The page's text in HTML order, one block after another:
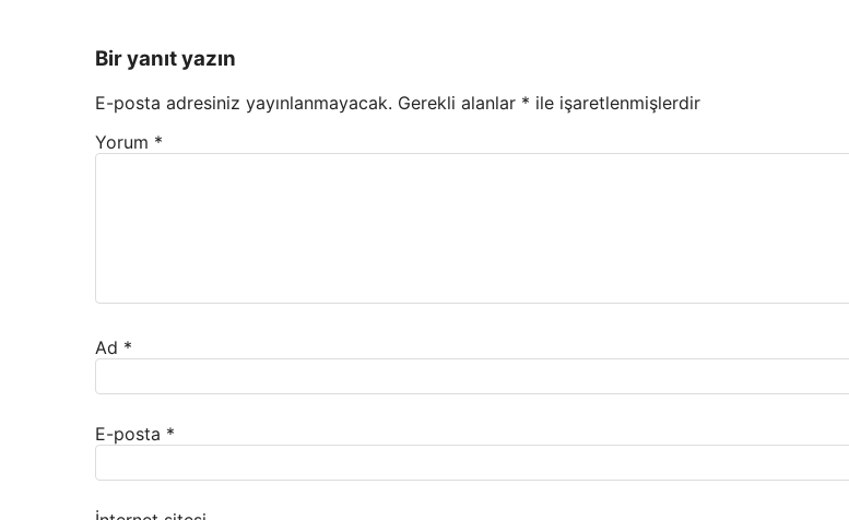
Bir yanıt yazın
E-posta adresiniz yayınlanmayacak. Gerekli alanlar * ile işaretlenmişlerdir
Yorum *
Ad *
E-posta *